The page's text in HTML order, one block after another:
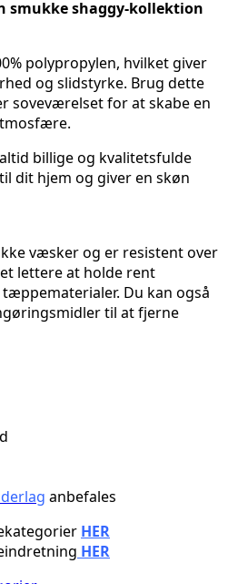
smukke shaggy-kollektion
polypropylen, hvilket giver
og slidstyrke. Brug dette
soveværelset for at skabe en
billige og kvalitetsfulde
dit hjem og giver en skøn
væsker og er resistent over
lettere at holde rent
Du kan også
til at fjerne
anbefales
HER
HER